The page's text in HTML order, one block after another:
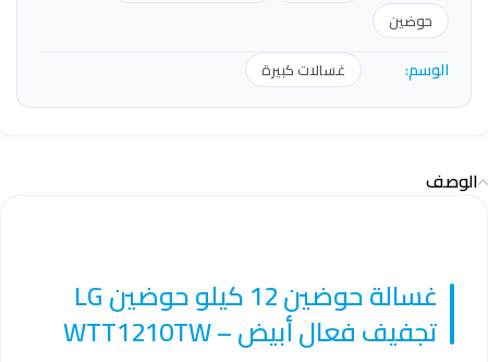
حوضين
الوسم: غسالات كبيرة
الوصف
غسالة حوضين 12 كيلو حوضين LG
تجفيف فعال أبيض – WTT1210TW